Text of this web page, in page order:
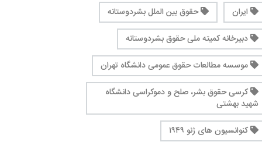
ایران
حقوق بین الملل بشردوستانه
دبیرخانه کمیته ملی حقوق بشردوستانه
موسسه مطالعات حقوق عمومی دانشگاه تهران
کرسی حقوق بشر، صلح و دموکراسی دانشگاه
شهید بهشتی
کنوانسیون های ژنو ۱۹۴۹